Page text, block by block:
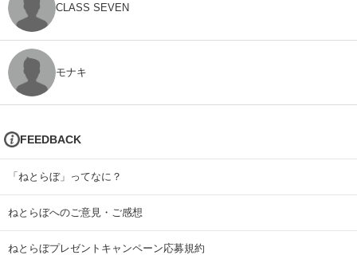
CLASS SEVEN
モナキ
FEEDBACK
「ねとらぼ」ってなに？
ねとらぼへのご意見・ご感想
ねとらぼプレゼントキャンペーン応募規約